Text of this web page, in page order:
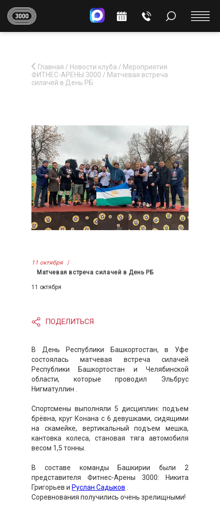
Главная / Новости клуба / Мероприятия
ФИТНЕС-АРЕНЫ 3000 / Матчевая встреча
силачей в День РБ
11 октября
Матчевая встреча силачей в День РБ
11 октября
ПОДЕЛИТЬСЯ
В День Республики Башкортостан, в Уфе
состоялась матчевая встреча силачей
Республики Башкортостан и Челябинской
области, которые проводил Эльбрус
Нигматуллин .
Спортсмены выполняли 5 дисциплин: подъем
брёвна, круг Конана с 6 девушками, сидящими
на скамейке, вертикальный подъем мешка,
кантовка колеса, становая тяга автомобиля
весом 1,5 тонны.
В составе команды Башкирии были 2
представителя Фитнес-Арены 3000: Никита
Григорьев и Руслан Садыков .
Соревнования получились очень зрелищными!